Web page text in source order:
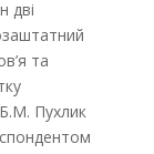
дві
та
Б.М. Пухлик